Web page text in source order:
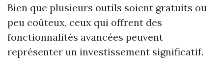
Bien que plusieurs outils soient gratuits ou
peu coûteux, ceux qui offrent des
fonctionnalités avancées peuvent
représenter un investissement significatif.